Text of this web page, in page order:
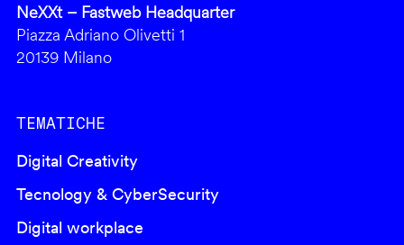
NeXXt – Fastweb Headquarter
Piazza Adriano Olivetti 1
20139 Milano
TEMATICHE
Digital Creativity
Tecnology & CyberSecurity
Digital workplace